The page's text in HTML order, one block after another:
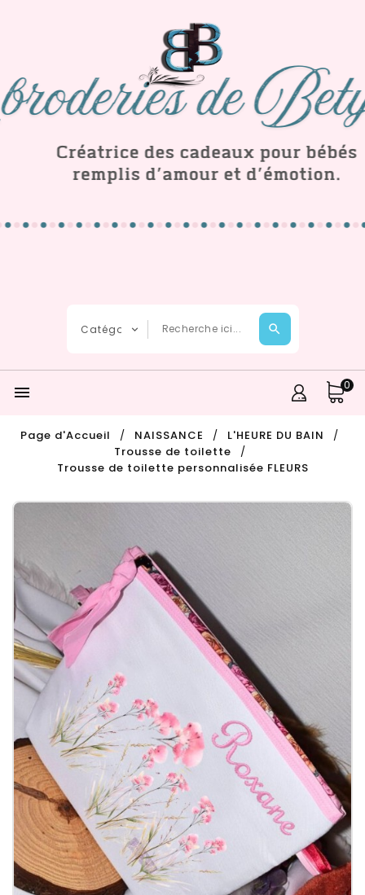
 0
Page d'Accueil NAISSANCE
L'HEURE DU BAIN
Trousse de toilette
Trousse de toilette personnalisée FLEURS